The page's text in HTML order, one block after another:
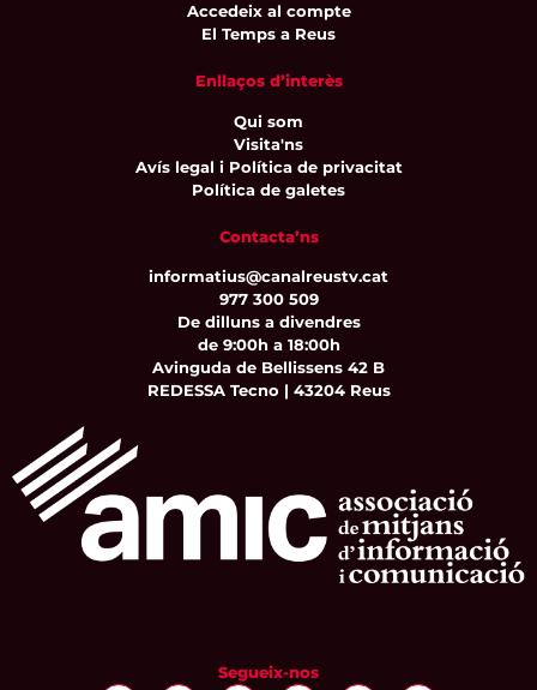
Accedeix al compte
El Temps a Reus
Enllaços d’interès
Qui som
Visita'ns
Avís legal i Política de privacitat
Política de galetes
Contacta’ns
informatius@canalreustv.cat
977 300 509
De dilluns a divendres
de 9:00h a 18:00h
Avinguda de Bellissens 42 B
REDESSA Tecno | 43204 Reus
Segueix-nos